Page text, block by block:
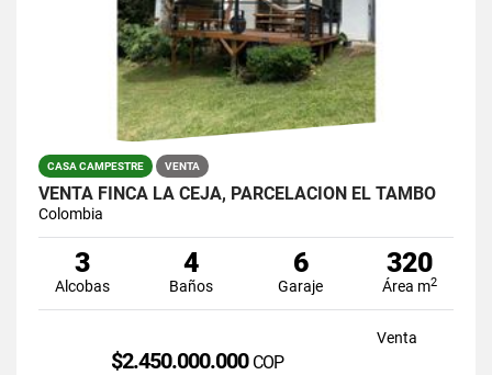
CASA CAMPESTRE VENTA
VENTA FINCA LA CEJA, PARCELACIÓN EL TAMBO
Colombia
3
Alcobas
4
Baños
6
Garaje
320
Área m2
Venta
$2.450.000.000 COP